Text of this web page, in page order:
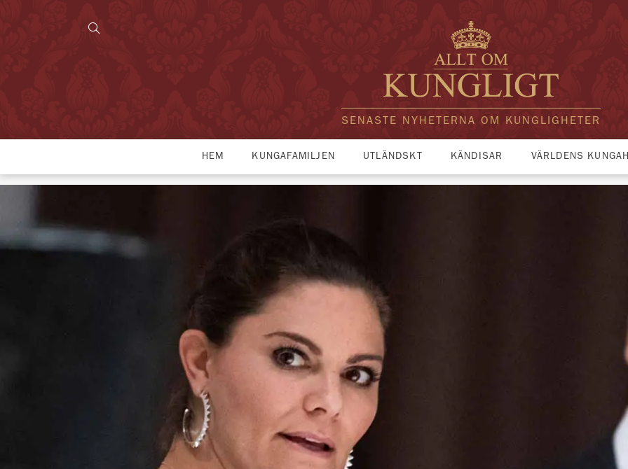
SENASTE NYHETERNA OM KUNGLIGHETER
HEM KUNGAFAMILJEN UTLÄNDSKT KÄNDISAR VÄRLDENS